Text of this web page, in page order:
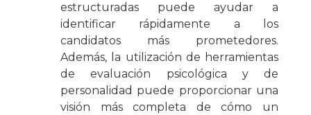
estructuradas puede ayudar a
identificar rápidamente a los
candidatos más prometedores.
Además, la utilización de herramientas
de evaluación psicológica y de
personalidad puede proporcionar una
visión más completa de cómo un